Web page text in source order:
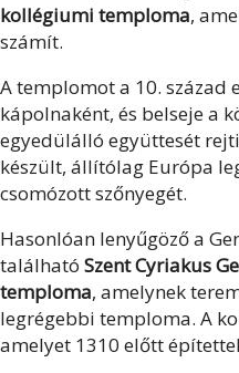
kollégiumi temploma,
számít.
A templomot a 10.
kápolnaként, és belseje a
egyedülálló együttesét
készült, állítólag Európa
csomózott szőnyegét.
Hasonlóan lenyűgöző a
található Szent Cyriakus
temploma, amelynek
legrégebbi temploma. A
amelyet 1310 előtt